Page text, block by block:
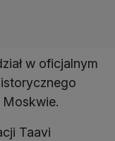
w oficjalnym
Taavi